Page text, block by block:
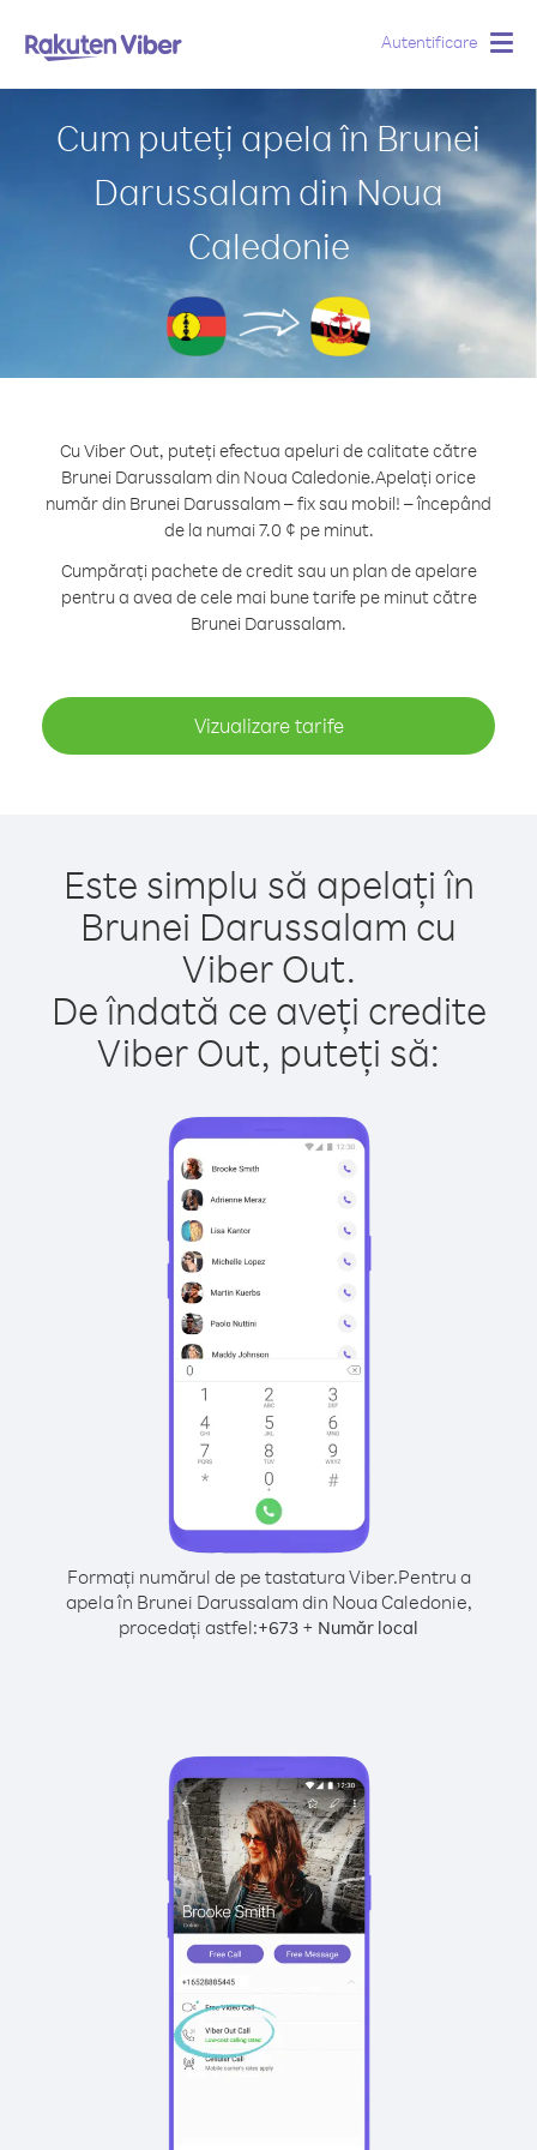
Autentificare
Cum puteți apela în Brunei
Darussalam din Noua
Caledonie
Cu Viber Out, puteți efectua apeluri de calitate către
Brunei Darussalam din Noua Caledonie.Apelați orice
număr din Brunei Darussalam – fix sau mobil! – începând
de la numai 7.0 ¢ pe minut.
Cumpărați pachete de credit sau un plan de apelare
pentru a avea de cele mai bune tarife pe minut către
Brunei Darussalam.
Vizualizare tarife
Este simplu să apelați în
Brunei Darussalam cu
Viber Out.
De îndată ce aveți credite
Viber Out, puteți să:
Formați numărul de pe tastatura Viber.Pentru a
apela în Brunei Darussalam din Noua Caledonie,
procedați astfel:+673 + Număr local